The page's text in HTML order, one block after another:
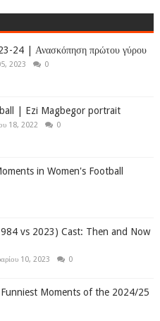
24 | Ανασκόπηση πρώτου γύρου
2023 0
| Ezi Magbegor portrait
18, 2022 0
in Women's Football
vs 2023) Cast: Then and Now
10, 2023 0
Funniest Moments of the 2024/25